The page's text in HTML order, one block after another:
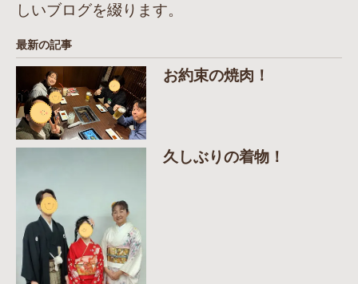
しいブログを綴ります。
最新の記事
お約束の焼肉！
久しぶりの着物！